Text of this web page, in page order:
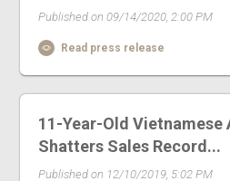
Published on 09/14/2020, 2:00 PM
Read press release
11-Year-Old Vietnamese
Shatters Sales Record...
Published on 12/10/2019, 5:02 PM